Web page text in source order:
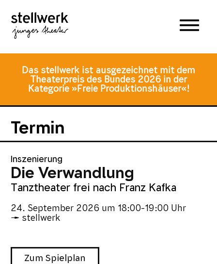
Hauptmenü
Inhalt
springen
Fusszeile
springen
Das stellwerk ist ausgezeichnet mit dem
Theaterpreis des Bundes 2026 in der
Kategorie »Freie Produktionshäuser«!
Termin
Inszenierung
Die Verwandlung
Tanztheater frei nach Franz Kafka
24. September 2026 um 18:00-19:00 Uhr
stellwerk
Zum Spielplan